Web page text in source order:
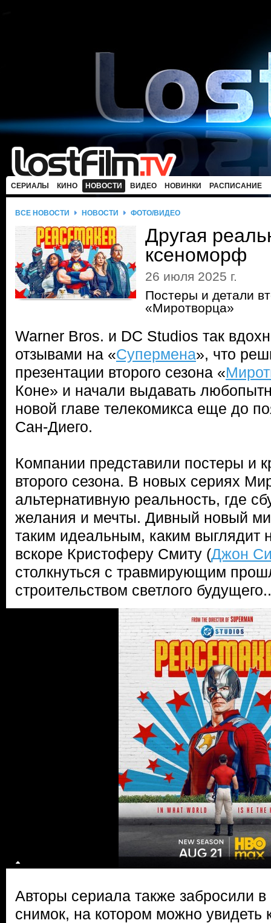
СЕРИАЛЫ КИНО НОВОСТИ ВИДЕО НОВИНКИ РАСПИСАНИЕ
ВСЕ НОВОСТИ НОВОСТИ ФОТО/ВИДЕО
Другая
ксеноморф
26 июля 2025 г.
Постеры и детали
«Миротворца»
Warner Bros. и DC Studios так
отзывами на «Супермена», что
презентации второго сезона «
Коне» и начали выдавать
новой главе телекомикса еще до
Сан-Диего.
Компании представили постеры и
второго сезона. В новых сериях
альтернативную реальность, где
желания и мечты. Дивный новый
таким идеальным, каким выглядит
вскоре Кристоферу Смиту (Джон
столкнуться с травмирующим
строительством светлого
Авторы сериала также забросили
снимок, на котором можно увидеть